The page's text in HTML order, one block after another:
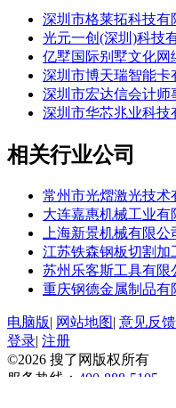
深圳市格莱拓科技有
光元一创(深圳)科技
亿墅国际别墅文化网
深圳市博天瑞智能卡
深圳市宏达信会计师
深圳市华芯兆业科技
相关行业公司
常州市光熠激光技术
大连嘉惠机械工业有
上海新景机械有限公
江苏铁森钢板切割加
苏州乐客斯工具有限
重庆钢德金属制品有
电脑版| 网站地图| 意见反馈
登录| 注册
©2026 搜了网 版权所有
服务热线： 400-888-5105